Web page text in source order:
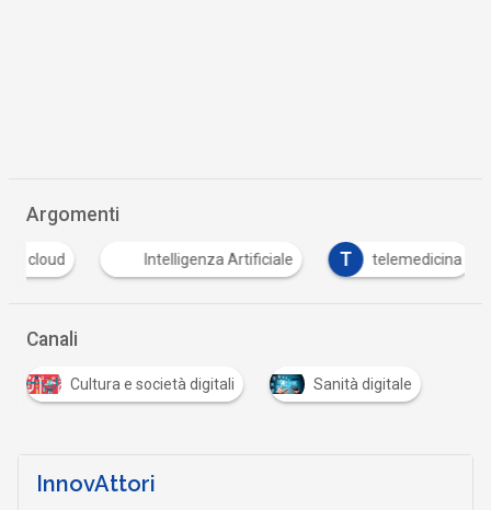
Argomenti
cloud Intelligenza Artificiale T telemedicina
Canali
Cultura e società digitali Sanità digitale
InnovAttori